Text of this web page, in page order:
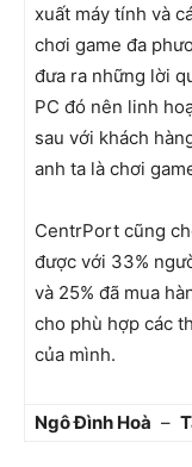
xuất máy tính và
chơi game đa
đưa ra những lời
PC đó nên linh
sau với khách
anh ta là chơi
CentrPort cũng
được với 33%
và 25% đã mua
cho phù hợp các
của mình.
Ngô Đình Hoà –